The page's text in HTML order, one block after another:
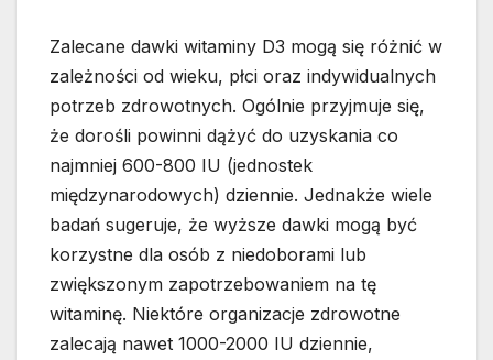
Zalecane dawki witaminy D3 mogą się różnić w
zależności od wieku, płci oraz indywidualnych
potrzeb zdrowotnych. Ogólnie przyjmuje się,
że dorośli powinni dążyć do uzyskania co
najmniej 600-800 IU (jednostek
międzynarodowych) dziennie. Jednakże wiele
badań sugeruje, że wyższe dawki mogą być
korzystne dla osób z niedoborami lub
zwiększonym zapotrzebowaniem na tę
witaminę. Niektóre organizacje zdrowotne
zalecają nawet 1000-2000 IU dziennie,